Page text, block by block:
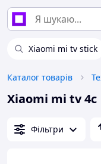
Xiaomi mi tv stick
Каталог товарів
Xiaomi mi tv 4c
Фільтри